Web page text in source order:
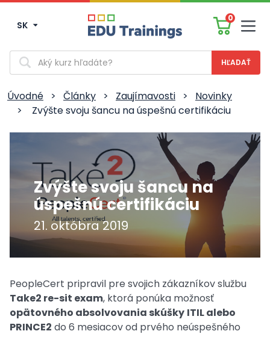
SK
0
Vyhľadávanie
Úvodné > Články > Zaujímavosti >
Novinky
>
Zvýšte svoju šancu na úspešnú certifikáciu
Zvýšte svoju šancu na
úspešnú certifikáciu
21. októbra 2019
PeopleCert pripravil pre svojich zákazníkov službu
Take2 re-sit exam, ktorá ponúka možnosť
opätovného absolvovania skúšky ITIL alebo
PRINCE2 do 6 mesiacov od prvého neúspešného